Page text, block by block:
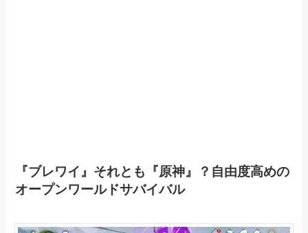
『ブレワイ』それとも『原神』？自由度高めの
オープンワールドサバイバル